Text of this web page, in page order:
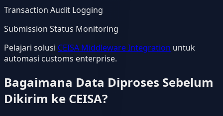
Transaction Audit Logging
Submission Status Monitoring
Pelajari solusi CEISA Middleware Integration untuk
automasi customs enterprise.
Bagaimana Data Diproses Sebelum
Dikirim ke CEISA?